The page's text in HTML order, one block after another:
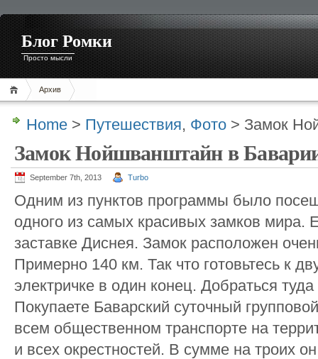
Блог Ромки
Просто мысли
Архив
Home > Путешествия, Фото > Замок
Замок Нойшванштайн в
September 7th, 2013 Turbo
Одним из пунктов программы было
одного из самых красивых замков мира.
заставке Диснея. Замок расположен
Примерно 140 км. Так что готовьтесь к
электричке в один конец. Добраться
Покупаете Баварский суточный
всем общественном транспорте на
и всех окрестностей. В сумме на троих